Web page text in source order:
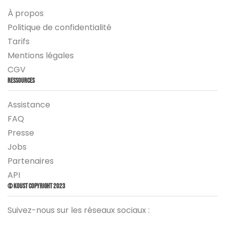
À propos
Politique de confidentialité
Tarifs
Mentions légales
CGV
Ressources
Assistance
FAQ
Presse
Jobs
Partenaires
API
© Koust Copyright 2023
Suivez-nous sur les réseaux sociaux :